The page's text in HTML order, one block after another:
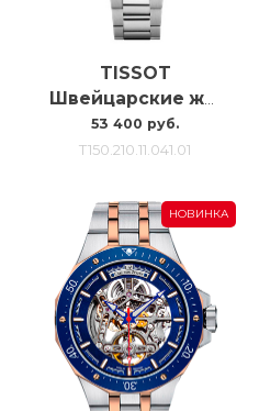
TISSOT
Швейцарские женские наручные часы Tissot Pr 100 Jungfraubahn 34MM
53 400 руб.
T150.210.11.041.01
НОВИНКА